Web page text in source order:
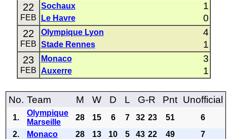
22
FEB
Sochaux 1
Le Havre 0
22
FEB
Olympique Lyon 4
Stade Rennes 1
23
FEB
Monaco 3
Auxerre 1
No. Team M W D L G-R Pnt Unofficial
1.
Olympique
Marseille
28 15 6 7 32 23 51
6
2.
Monaco 28 13 10 5 43 22 49
7